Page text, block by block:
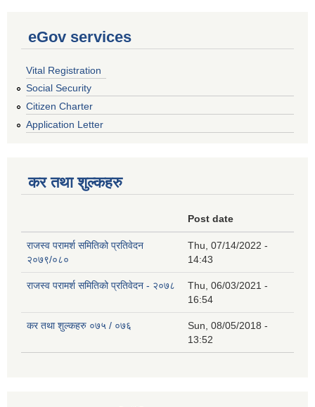
eGov services
Vital Registration
Social Security
Citizen Charter
Application Letter
कर तथा शुल्कहरु
Post date
राजस्व परामर्श समितिको प्रतिवेदन
२०७९/०८०
Thu, 07/14/2022 -
14:43
राजस्व परामर्श समितिको प्रतिवेदन - २०७८
Thu, 06/03/2021 -
16:54
कर तथा शुल्कहरु ०७५ / ०७६
Sun, 08/05/2018 -
13:52